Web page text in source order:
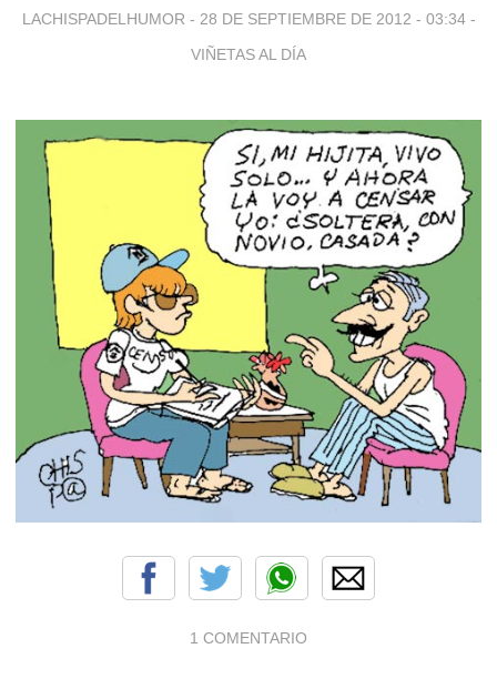
LACHISPADELHUMOR - 28 DE SEPTIEMBRE DE 2012 - 03:34 -
VIÑETAS AL DÍA
1 COMENTARIO